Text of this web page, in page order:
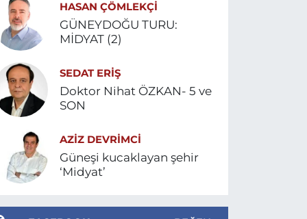
HASAN ÇÖMLEKÇİ
GÜNEYDOĞU TURU:
MİDYAT (2)
SEDAT ERİŞ
Doktor Nihat ÖZKAN- 5 ve
SON
AZIZ DEVRIMCI
Güneşi kucaklayan şehir
‘Midyat’